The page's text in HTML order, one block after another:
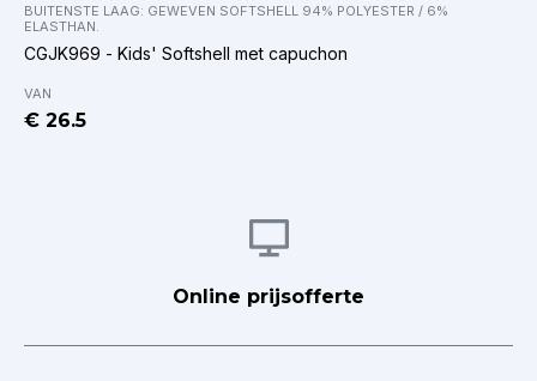
BUITENSTE LAAG: GEWEVEN SOFTSHELL 94% POLYESTER / 6%
ELASTHAN.
CGJK969 - Kids' Softshell met capuchon
VAN
€ 26.5
Online prijsofferte